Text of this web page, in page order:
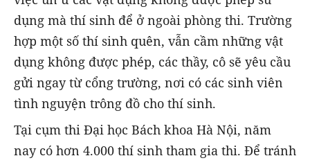
dụng mà thí sinh để ở ngoài phòng thi. Trường
hợp một số thí sinh quên, vẫn cầm những vật
dụng không được phép, các thầy, cô sẽ yêu cầu
gửi ngay từ cổng trường, nơi có các sinh viên
tình nguyện trông đồ cho thí sinh.
Tại cụm thi Đại học Bách khoa Hà Nội, năm
nay có hơn 4.000 thí sinh tham gia thi. Để tránh